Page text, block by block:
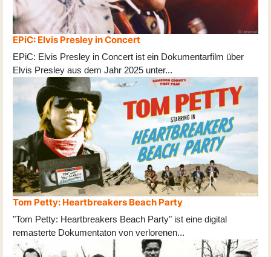
EPiC: Elvis Presley in Concert
EPiC: Elvis Presley in Concert ist ein Dokumentarfilm über
Elvis Presley aus dem Jahr 2025 unter...
Tom Petty: Heartbreakers Beach Party
"Tom Petty: Heartbreakers Beach Party" ist eine digital
remasterte Dokumentaton von verlorenen...